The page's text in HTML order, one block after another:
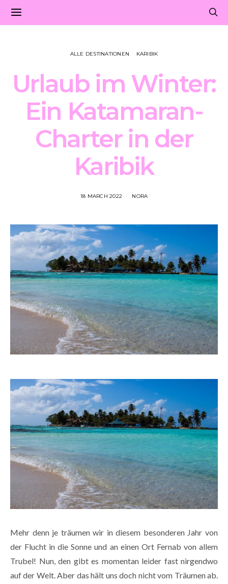
ALLE DESTINATIONEN KARIBIK
Urlaub im Winter:
Ein Katamaran-
Charter in der
Karibik
18 MARCH 2022 NORA
Mehr denn je träumen wir in diesem besonderen Jahr von
der Flucht in die Sonne und an einen Ort Fernab von allem
Trubel! Nun, den gibt es momentan leider fast nirgendwo
auf der Welt. Aber das hält uns doch nicht vom Träumen ab.